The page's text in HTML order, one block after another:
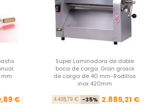
Precio base
Precio
€
Super Laminadora de doble
boca de carga. Gran grosor
de carga de 40 mm-Rodillos
inox 420mm
4.438,79 € -35% 2.885,21 €